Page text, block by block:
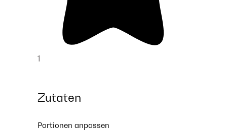
1
Zutaten
Portionen anpassen